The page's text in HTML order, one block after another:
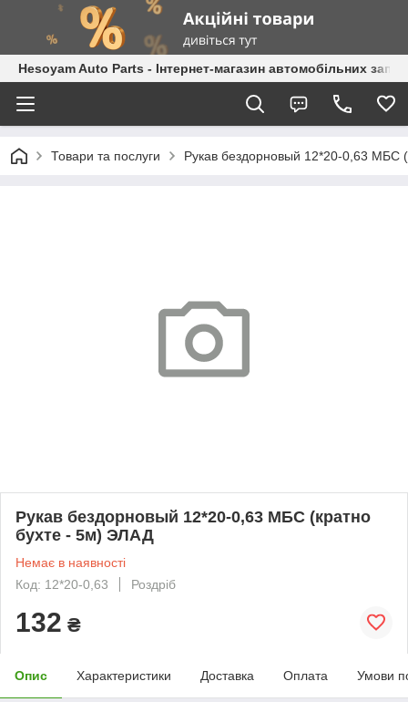
Hesoyam Auto Parts - Інтернет-магазин автомобільних
Товари та послуги Рукав бездорновый 12*20-0,63 МБС
Рукав бездорновый 12*20-0,63 МБС (кратно
бухте - 5м) ЭЛАД
Немає в наявності
Код: 12*20-0,63
Роздріб
132 ₴
Опис Характеристики Доставка Оплата Умови